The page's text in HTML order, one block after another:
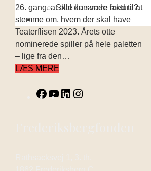
Skal du sende faktura?
26. gang, at alle kan være med til at
stemme om, hvem der skal have
Teaterflisen 2023. Årets otte
nominerede spiller på hele paletten
– lige fra den…
LÆS MERE